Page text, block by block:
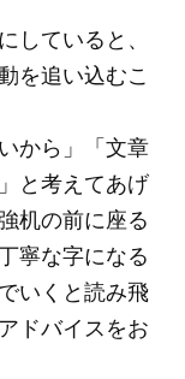
していると、
を追い込むこ
から」「文章
と考えてあげ
机の前に座る
寧な字になる
いくと読み飛
ドバイスをお